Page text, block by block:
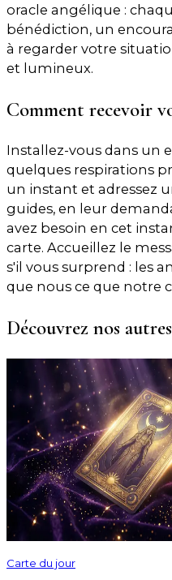
oracle angélique :
bénédiction, un
à regarder votre
et lumineux.
Comment recevoir
Installez-vous dans un
quelques respirations
un instant et adressez
guides, en leur
avez besoin en cet
carte. Accueillez le
s'il vous surprend : les
que nous ce que notre
Découvrez nos
Carte du jour